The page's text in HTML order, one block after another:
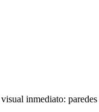
inmediato: